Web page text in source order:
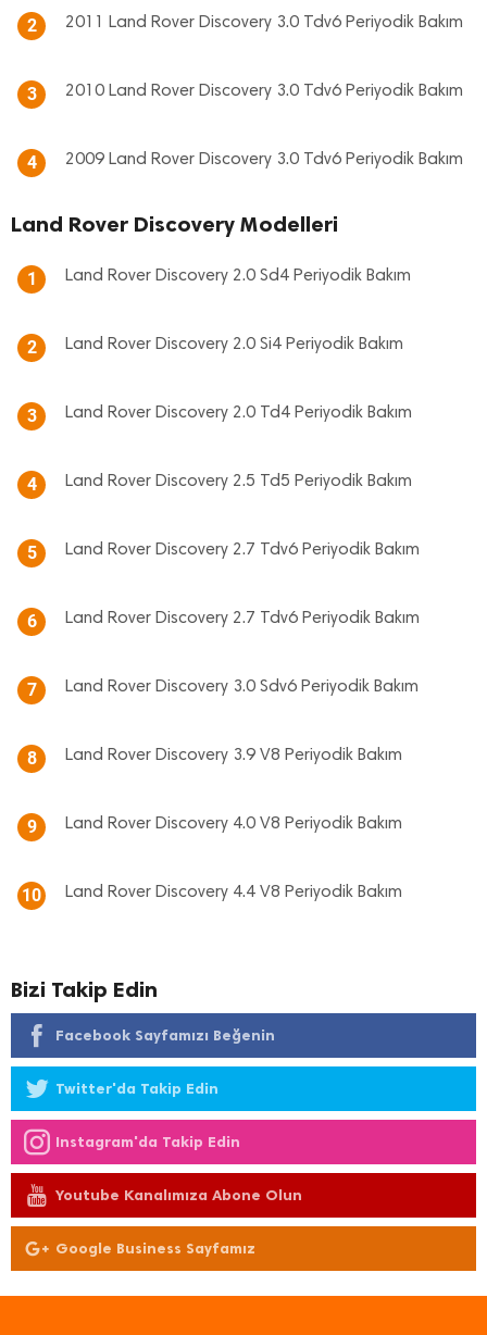
2 2011 Land Rover Discovery 3.0 Tdv6 Periyodik Bakım
3 2010 Land Rover Discovery 3.0 Tdv6 Periyodik Bakım
4 2009 Land Rover Discovery 3.0 Tdv6 Periyodik Bakım
Land Rover Discovery Modelleri
1 Land Rover Discovery 2.0 Sd4 Periyodik Bakım
2 Land Rover Discovery 2.0 Si4 Periyodik Bakım
3 Land Rover Discovery 2.0 Td4 Periyodik Bakım
4 Land Rover Discovery 2.5 Td5 Periyodik Bakım
5 Land Rover Discovery 2.7 Tdv6 Periyodik Bakım
6 Land Rover Discovery 2.7 Tdv6 Periyodik Bakım
7 Land Rover Discovery 3.0 Sdv6 Periyodik Bakım
8 Land Rover Discovery 3.9 V8 Periyodik Bakım
9 Land Rover Discovery 4.0 V8 Periyodik Bakım
10 Land Rover Discovery 4.4 V8 Periyodik Bakım
Bizi Takip Edin
Facebook Sayfamızı Beğenin
Twitter'da Takip Edin
Instagram'da Takip Edin
Youtube Kanalımıza Abone Olun
Google Business Sayfamız